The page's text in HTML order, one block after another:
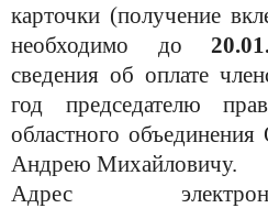
карточки (получение
необходимо до
сведения об оплате
год председателю
областного
Андрею Михайловичу.
Адрес